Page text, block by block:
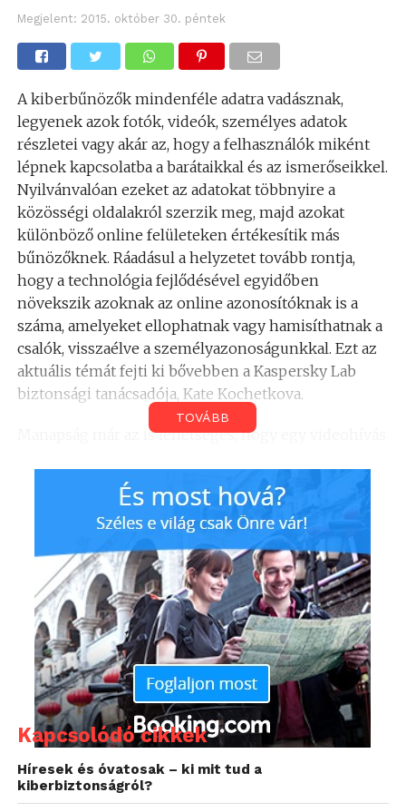
Megjelent: 2015. október 30. péntek
A kiberbűnözők mindenféle adatra vadásznak,
legyenek azok fotók, videók, személyes adatok
részletei vagy akár az, hogy a felhasználók miként
lépnek kapcsolatba a barátaikkal és az ismerőseikkel.
Nyilvánvalóan ezeket az adatokat többnyire a
közösségi oldalakról szerzik meg, majd azokat
különböző online felületeken értékesítik más
bűnözőknek. Ráadásul a helyzetet tovább rontja,
hogy a technológia fejlődésével egyidőben
növekszik azoknak az online azonosítóknak is a
száma, amelyeket ellophatnak vagy hamisíthatnak a
csalók, visszaélve a személyazonoságunkkal. Ezt az
aktuális témát fejti ki bővebben a Kaspersky Lab
biztonsági tanácsadója, Kate Kochetkova.
Manapság már az is lehetséges, hogy egy videohívás
valóságos, csupán egy ráillesztett képmás, mégis
olyan valósághű, hogy szinte képtelenség
különbséget tenni egy hamisítvány és egy igazi
személy között. 2011-ben megjelent egy alkalmazás,
amely képes volt átültetni egy fotóról kivágott arcot
egy videón mozgó arc helyére, mindezt
dinamikusan és valós időben. Mára nincs szükség
Photoshopra, hogy Brad Pitt mellettünk sétálgasson
egy videón, akár elég ez a furcsa és kissé bizarr
alkalmazás.
TOVÁBB
Kapcsolódó cikkek
Híresek és óvatosak – ki mit tud a
kiberbiztonságról?